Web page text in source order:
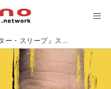
『ドクター・スリープ』スティーブン・キングの名作ホラー「シャイニング」の続編